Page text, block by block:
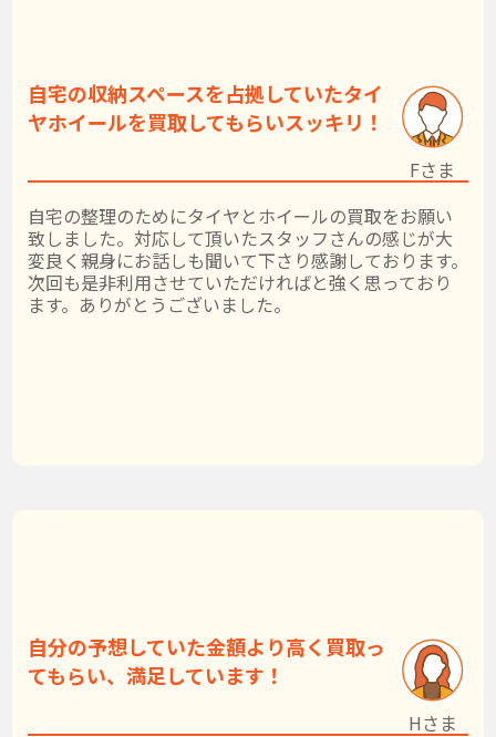
自宅の収納スペースを占拠していたタイ
ヤホイールを買取してもらいスッキリ！
自宅の整理のためにタイヤとホイールの買取をお願い
致しました。対応して頂いたスタッフさんの感じが大
変良く親身にお話しも聞いて下さり感謝しております。
次回も是非利用させていただければと強く思っており
ます。ありがとうございました。
Fさま
自分の予想していた金額より高く買取っ
てもらい、満足しています！
Hさま